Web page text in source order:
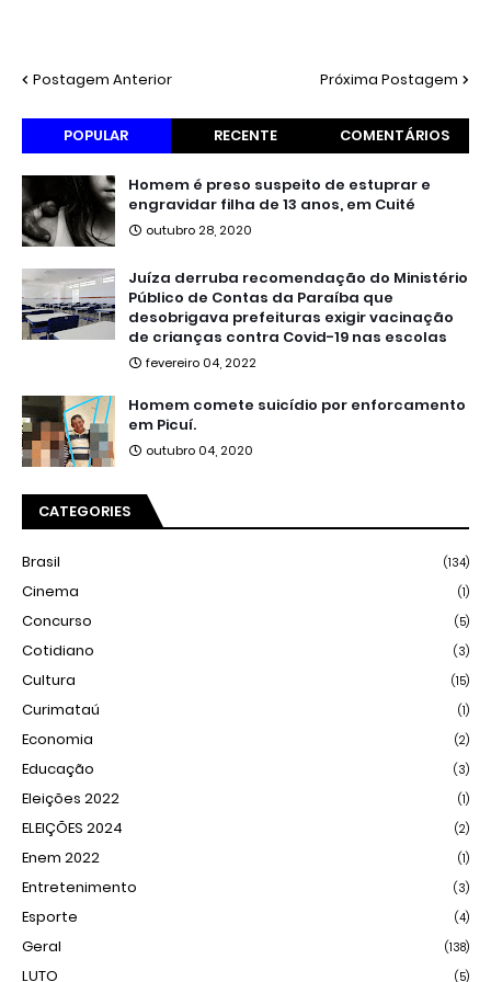
Postagem Anterior Próxima Postagem
POPULAR RECENTE COMENTÁRIOS
Homem é preso suspeito de estuprar e
engravidar filha de 13 anos, em Cuité
outubro 28, 2020
Juíza derruba recomendação do Ministério
Público de Contas da Paraíba que
desobrigava prefeituras exigir vacinação
de crianças contra Covid-19 nas escolas
fevereiro 04, 2022
Homem comete suicídio por enforcamento
em Picuí.
outubro 04, 2020
CATEGORIES
Brasil (134)
Cinema (1)
Concurso (5)
Cotidiano (3)
Cultura (15)
Curimataú (1)
Economia (2)
Educação (3)
Eleições 2022 (1)
ELEIÇÕES 2024 (2)
Enem 2022 (1)
Entretenimento (3)
Esporte (4)
Geral (138)
LUTO (5)